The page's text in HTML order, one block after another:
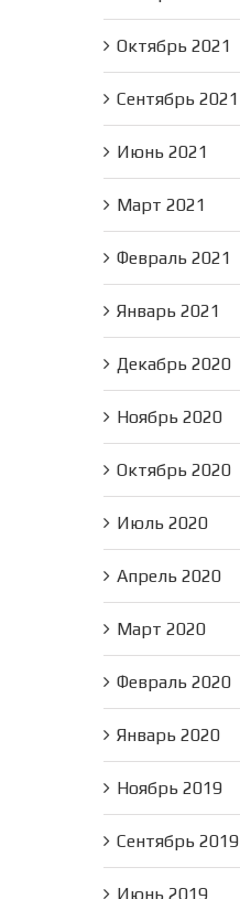
Октябрь 2021
Сентябрь 2021
Июнь 2021
Март 2021
Февраль 2021
Январь 2021
Декабрь 2020
Ноябрь 2020
Октябрь 2020
Июль 2020
Апрель 2020
Март 2020
Февраль 2020
Январь 2020
Ноябрь 2019
Сентябрь 2019
Июнь 2019